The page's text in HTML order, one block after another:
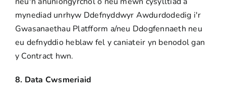
mynediad unrhyw Ddefnyddwyr Awdurdodedig i'r
Gwasanaethau Platfform a/neu Ddogfennaeth neu
eu defnyddio heblaw fel y caniateir yn benodol gan
y Contract hwn.
8. Data Cwsmeriaid